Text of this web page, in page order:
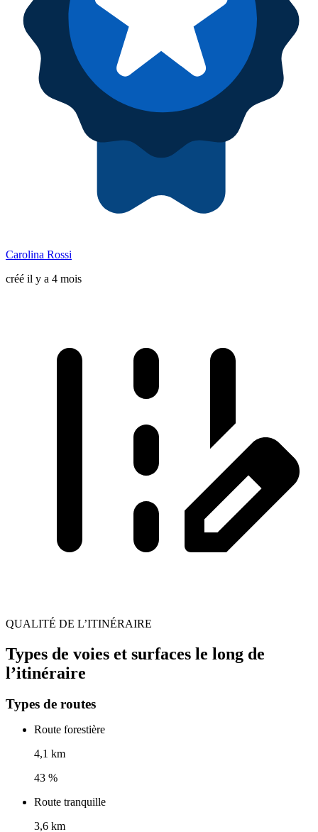
Carolina Rossi
créé il y a 4 mois
QUALITÉ DE L’ITINÉRAIRE
Types de voies et surfaces le long de
l’itinéraire
Types de routes
Route forestière
4,1 km
43 %
Route tranquille
3,6 km